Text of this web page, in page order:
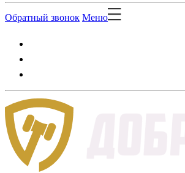
Обратный звонок Меню